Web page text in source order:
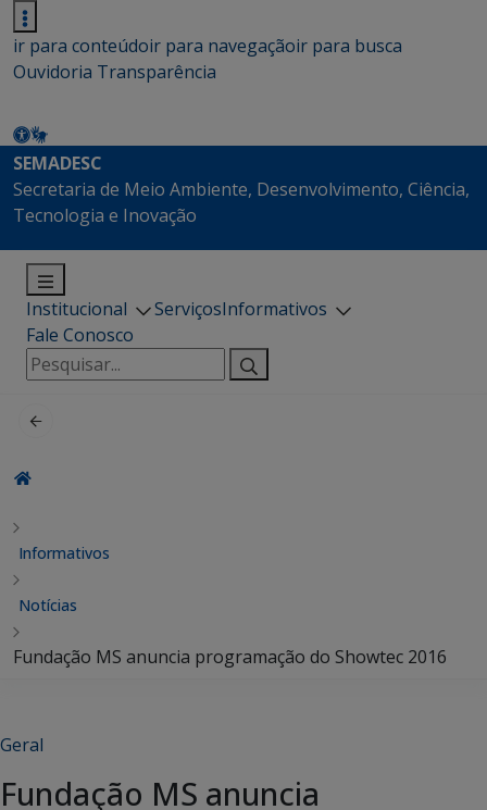
ir para conteúdoir para navegaçãoir para busca
Ouvidoria Transparência
SEMADESC
Secretaria de Meio Ambiente, Desenvolvimento, Ciência,
Tecnologia e Inovação
Institucional ServiçosInformativos
Fale Conosco
Pesquisar
por:
Informativos
Notícias
Fundação MS anuncia programação do Showtec 2016
Geral
Fundação MS anuncia